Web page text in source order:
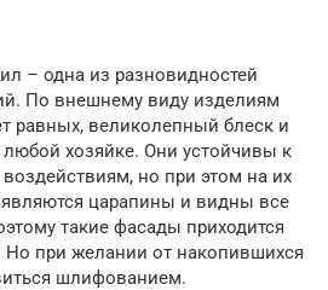
– одна из разновидностей
По внешнему виду изделиям
равных, великолепный блеск и
хозяйке. Они устойчивы к
но при этом на их
царапины и видны все
такие фасады приходится
Но при желании от накопившихся
шлифованием.